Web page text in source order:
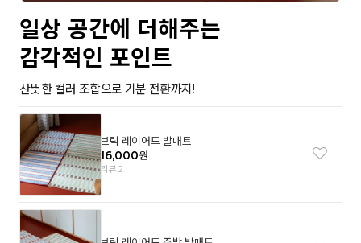
일상 공간에 더해주는
감각적인 포인트
산뜻한 컬러 조합으로 기분 전환까지!
브릭 레이어드 발매트
16,000원
리뷰 2